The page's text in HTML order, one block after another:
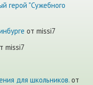
герой "Сужебного
от missi7
missi7
для школьников. от